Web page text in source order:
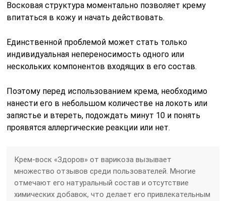
Восковая структура моментально позволяет крему
впитаться в кожу и начать действовать.
Единственной проблемой может стать только
индивидуальная непереносимость одного или
нескольких компонентов входящих в его состав.
Поэтому перед использованием крема, необходимо
нанести его в небольшом количестве на локоть или
запястье и втереть, подождать минут 10 и понять
проявятся аллергические реакции или нет.
Крем-воск «Здоров» от варикоза вызывает
множество отзывов среди пользователей. Многие
отмечают его натуральный состав и отсутствие
химических добавок, что делает его привлекательным